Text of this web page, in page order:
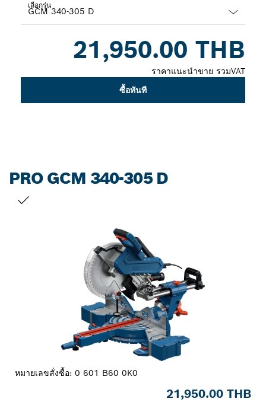
เลือกรุ่น
21,950.00 THB
ราคาแนะนำขาย รวมVAT
ซื้อทันที
PRO GCM 340-305 D
หมายเลขสั่งซื้อ: 0 601 B60 0K0
21,950.00 THB